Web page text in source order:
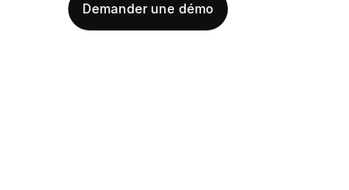
Demander une démo